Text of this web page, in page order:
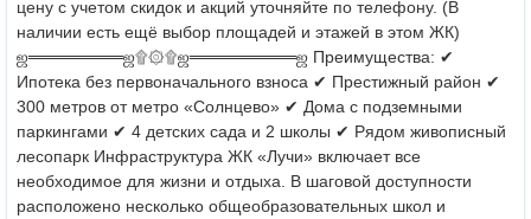
цену с учетом скидок и акций уточняйте по телефону. (В
наличии есть ещё выбор площадей и этажей в этом ЖК)
ஜ════════ஜ۩۞۩ஜ═════════ஜ Преимущества: ✔
Ипотека без первоначального взноса ✔ Престижный район ✔
300 метров от метро «Солнцево» ✔ Дома с подземными
паркингами ✔ 4 детских сада и 2 школы ✔ Рядом живописный
лесопарк Инфраструктура ЖК «Лучи» включает все
необходимое для жизни и отдыха.
В шаговой доступности
расположено несколько общеобразовательных школ и